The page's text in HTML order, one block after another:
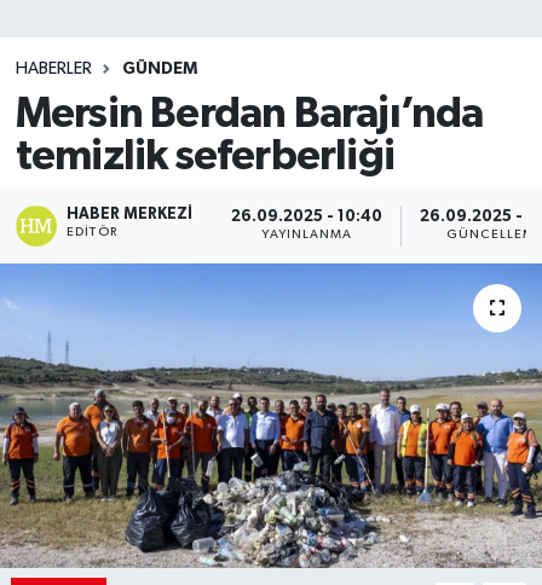
HABERLER GÜNDEM
Mersin Berdan Barajı’nda
temizlik seferberliği
HABER MERKEZI
EDITÖR
26.09.2025 - 10:40
YAYINLANMA
26.09.2025 -
Teknoloji
TRABZON
TRABZONSPOR